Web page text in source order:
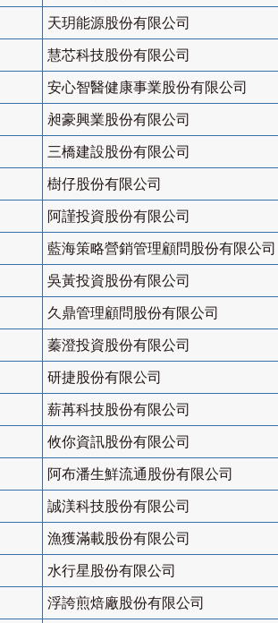
天玥能源股份有限公司
慧芯科技股份有限公司
安心智醫健康事業股份有限公司
昶豪興業股份有限公司
三橋建設股份有限公司
樹仔股份有限公司
阿謹投資股份有限公司
藍海策略營銷管理顧問股份有限公司
吳黃投資股份有限公司
久鼎管理顧問股份有限公司
蓁澄投資股份有限公司
研捷股份有限公司
薪苒科技股份有限公司
攸你資訊股份有限公司
阿布潘生鮮流通股份有限公司
誠渼科技股份有限公司
漁獲滿載股份有限公司
水行星股份有限公司
浮誇煎焙廠股份有限公司